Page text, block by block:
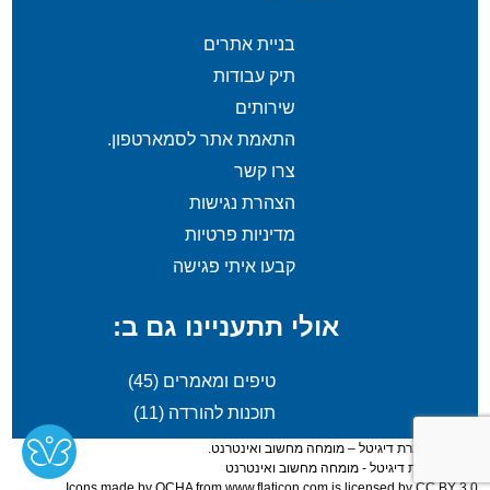
בניית אתרים
תיק עבודות
שירותים
התאמת אתר לסמארטפון.
צרו קשר
הצהרת נגישות
מדיניות פרטיות
קבעו איתי פגישה
אולי תתעניינו גם ב:
טיפים ומאמרים (45)
תוכנות להורדה (11)
שמרת דיגיטל - מומחה מחשוב ואינטרנט